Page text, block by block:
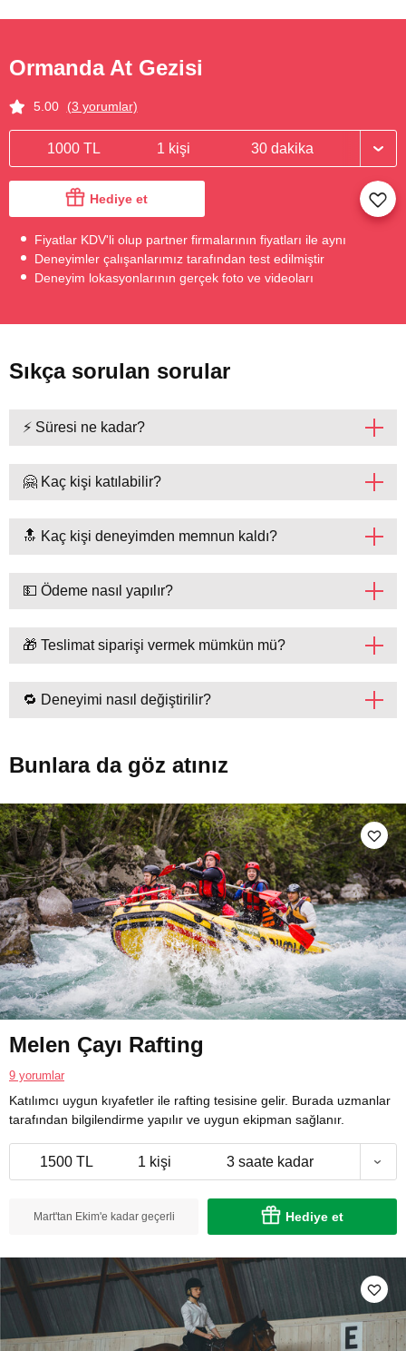
Ormanda At Gezisi
5.00 (3 yorumlar)
1000 TL 1 kişi 30 dakika
Hediye et
Fiyatlar KDV'li olup partner firmalarının fiyatları ile aynı
Deneyimler çalışanlarımız tarafından test edilmiştir
Deneyim lokasyonlarının gerçek foto ve videoları
Sıkça sorulan sorular
⚡ Süresi ne kadar?
🤗 Kaç kişi katılabilir?
🔝 Kaç kişi deneyimden memnun kaldı?
💵 Ödeme nasıl yapılır?
🎁 Teslimat siparişi vermek mümkün mü?
🔁 Deneyimi nasıl değiştirilir?
Bunlara da göz atınız
Melen Çayı Rafting
9 yorumlar
Katılımcı uygun kıyafetler ile rafting tesisine gelir. Burada uzmanlar
tarafından bilgilendirme yapılır ve uygun ekipman sağlanır.
1500 TL 1 kişi 3 saate kadar
Mart'tan Ekim'e kadar geçerli Hediye et